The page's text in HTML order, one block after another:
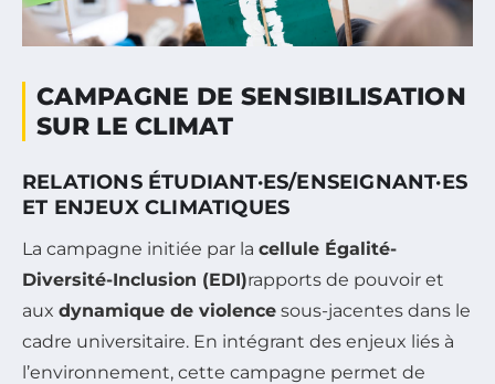
CAMPAGNE DE SENSIBILISATION
SUR LE CLIMAT
RELATIONS ÉTUDIANT·ES/ENSEIGNANT·ES
ET ENJEUX CLIMATIQUES
La campagne initiée par la cellule Égalité-
Diversité-Inclusion (EDI)rapports de pouvoir et
aux dynamique de violence sous-jacentes dans le
cadre universitaire. En intégrant des enjeux liés à
l’environnement, cette campagne permet de